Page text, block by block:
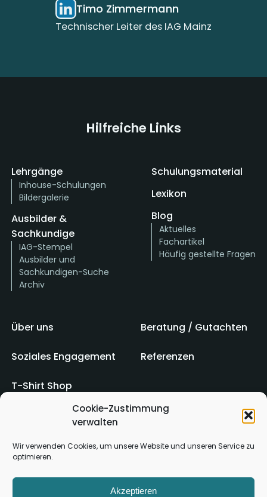
Cookie-Zustimmung
verwalten
Wir verwenden Cookies, um unsere Website und unseren Service zu
optimieren.
Akzeptieren
Timo Zimmermann
Technischer Leiter des IAG Mainz
Hilfreiche Links
Lehrgänge
Inhouse-Schulungen
Bildergalerie
Ausbilder &
Sachkundige
IAG-Stempel
Ausbilder und
Sachkundigen-Suche
Archiv
Schulungsmaterial
Lexikon
Blog
Aktuelles
Fachartikel
Häufig gestellte Fragen
Über uns Beratung / Gutachten
Soziales Engagement Referenzen
T-Shirt Shop
Impressum AGB